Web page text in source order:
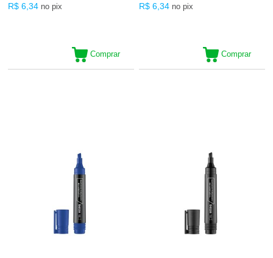
R$ 6,34 no pix
Comprar
R$ 6,34 no pix
Comprar